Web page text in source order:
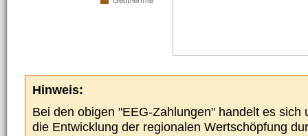
Hinweis:
Bei den obigen "EEG-Zahlungen" handelt es sich
die Entwicklung der regionalen Wertschöpfung